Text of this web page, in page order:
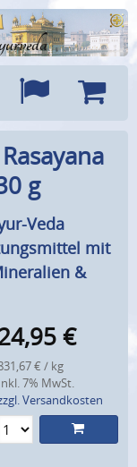
Sprachen
g
Veda
mit
&
€
€ / kg
7% MwSt.
Versandkosten